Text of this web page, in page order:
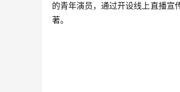
的青年演员，通过开设线上直播宣
著。